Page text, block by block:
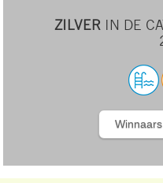
ZILVER IN DE